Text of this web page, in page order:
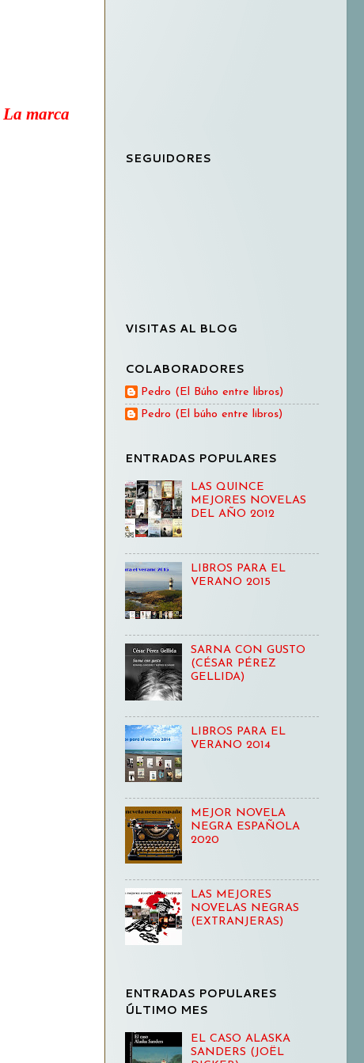
La marca
SEGUIDORES
VISITAS AL BLOG
COLABORADORES
Pedro (El Búho entre libros)
Pedro (El búho entre libros)
ENTRADAS POPULARES
LAS QUINCE
MEJORES NOVELAS
DEL AÑO 2012
LIBROS PARA EL
VERANO 2015
SARNA CON GUSTO
(CÉSAR PÉREZ
GELLIDA)
LIBROS PARA EL
VERANO 2014
MEJOR NOVELA
NEGRA ESPAÑOLA
2020
LAS MEJORES
NOVELAS NEGRAS
(EXTRANJERAS)
ENTRADAS POPULARES
ÚLTIMO MES
EL CASO ALASKA
SANDERS (JOËL